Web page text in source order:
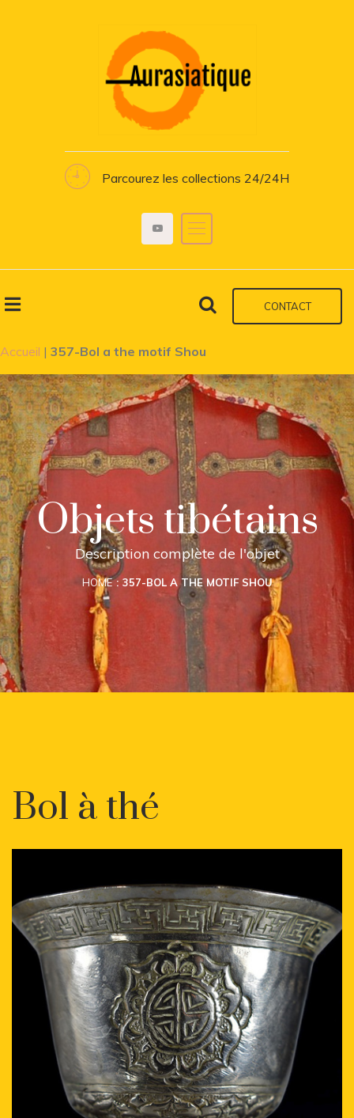
Parcourez les collections 24/24H
CONTACT
Accueil | 357-Bol a the motif Shou
Objets tibétains
Description complète de l'objet
HOME 357-BOL A THE MOTIF SHOU
Bol à thé